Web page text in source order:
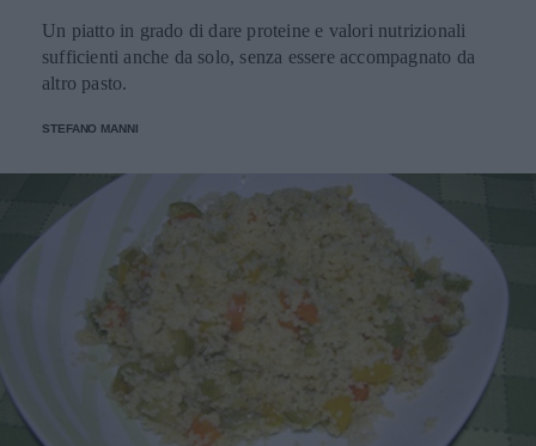
Un piatto in grado di dare proteine e valori nutrizionali
sufficienti anche da solo, senza essere accompagnato da
altro pasto.
STEFANO MANNI